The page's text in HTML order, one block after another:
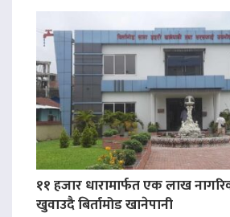
११ हजार धारामार्फत एक लाख
खुवाउदै बिर्तामोड खानेपानी